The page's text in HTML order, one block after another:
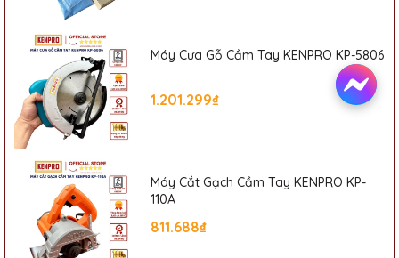
Máy Cưa Gỗ Cầm Tay KENPRO KP-5806
1.201.299₫
Máy Cắt Gạch Cầm Tay KENPRO KP-
110A
811.688₫